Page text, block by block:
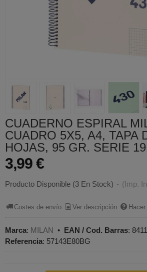
CUADERNO ESPIRAL
CUADRO 5X5, A4, TAPA
HOJAS, 95 GR. SERIE
3,99 €
Producto Disponible (3 En Stock) - (Imp.
Costes de envío Ver descripción
Marca: MILAN • EAN / Cod. Barras:
Referencia: 57143E80BG